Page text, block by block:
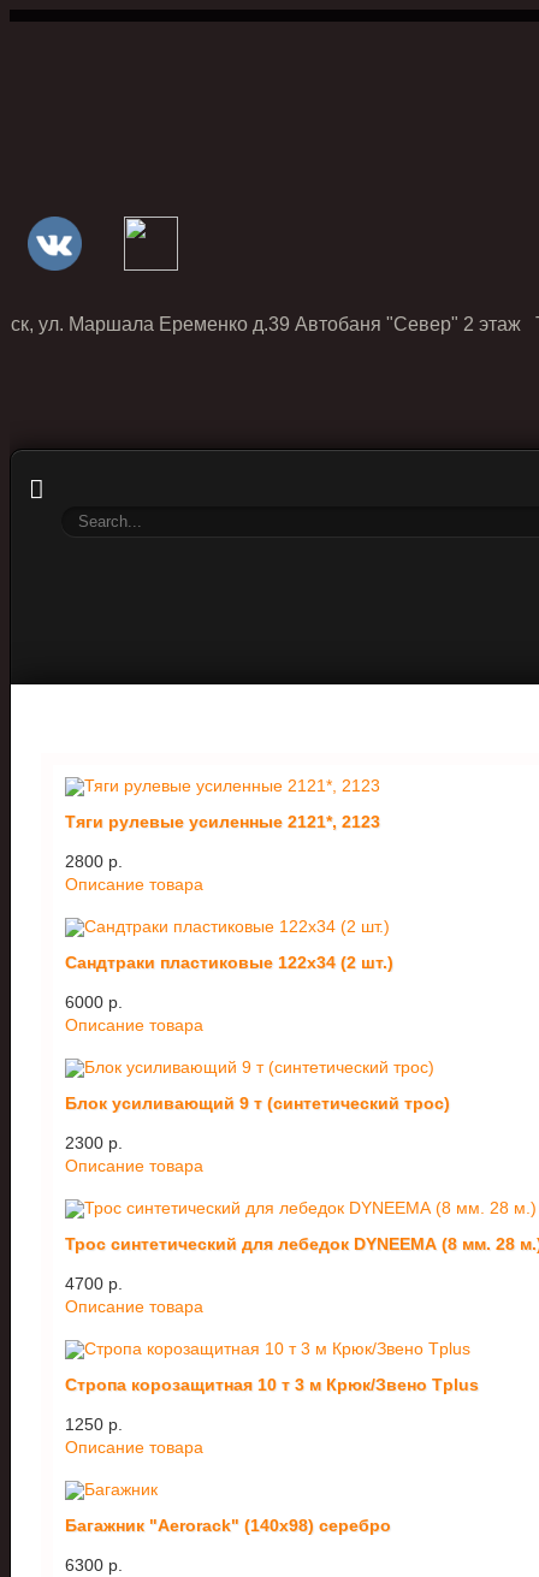
ул. Маршала Еременко д.39 Автобаня "Север" 2 этаж
Тяги рулевые усиленные 2121*, 2123
2800 p.
Описание товара
Сандтраки пластиковые 122х34 (2 шт.)
6000 p.
Описание товара
Блок усиливающий 9 т (синтетический трос)
2300 p.
Описание товара
Трос синтетический для лебедок DYNEEMA (8 мм. 28
4700 p.
Описание товара
Стропа корозащитная 10 т 3 м Крюк/Звено Tplus
1250 p.
Описание товара
Багажник "Aerorack" (140х98) серебро
6300 p.